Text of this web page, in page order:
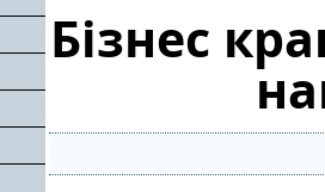
Бізнес